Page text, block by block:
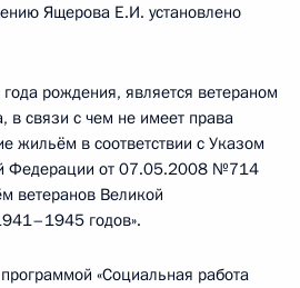
Ящерова Е.И. установлено
рождения, является ветераном
в связи с чем не имеет права
жильём в соответствии с Указом
Федерации от 07.05.2008 №714
ветеранов Великой
годов».
«Социальная работа